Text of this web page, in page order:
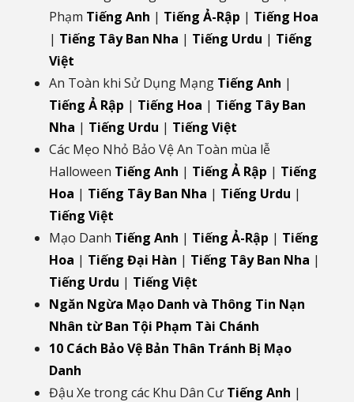
Phạm Tiếng Anh | Tiếng Ả-Rập | Tiếng Hoa
| Tiếng Tây Ban Nha | Tiếng Urdu | Tiếng
Việt
An Toàn khi Sử Dụng Mạng Tiếng Anh |
Tiếng Ả Rập | Tiếng Hoa | Tiếng Tây Ban
Nha | Tiếng Urdu | Tiếng Việt
Các Mẹo Nhỏ Bảo Vệ An Toàn mùa lễ
Halloween Tiếng Anh | Tiếng Ả Rập | Tiếng
Hoa | Tiếng Tây Ban Nha | Tiếng Urdu |
Tiếng Việt
Mạo Danh Tiếng Anh | Tiếng Ả-Rập | Tiếng
Hoa | Tiếng Đại Hàn | Tiếng Tây Ban Nha |
Tiếng Urdu | Tiếng Việt
Ngăn Ngừa Mạo Danh và Thông Tin Nạn
Nhân từ Ban Tội Phạm Tài Chánh
10 Cách Bảo Vệ Bản Thân Tránh Bị Mạo
Danh
Đậu Xe trong các Khu Dân Cư Tiếng Anh |